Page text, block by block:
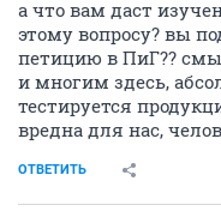
Chocolate
хомячина
05 августа 2009
Я бездушная
животных.